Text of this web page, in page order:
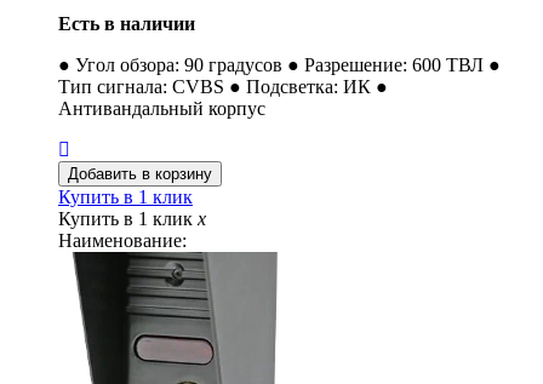
Есть в наличии
● Угол обзора: 90 градусов ● Разрешение: 600 ТВЛ ●
Тип сигнала: CVBS ● Подсветка: ИК ●
Антивандальный корпус
Купить в 1 клик
Купить в 1 клик x
Наименование: